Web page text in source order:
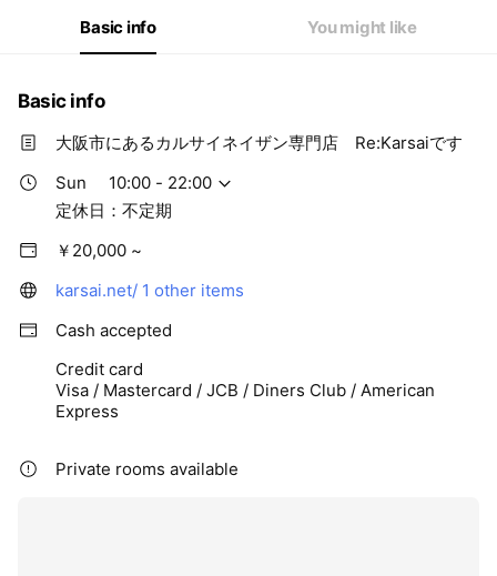
10:00 - 22:00
定休日：不定期Basic info You might like
Basic info
大阪市にあるカルサイネイザン専門店 Re:Karsaiです
Sun
10:00 - 22:00
定休日：不定期
￥20,000 ~
karsai.net/ 1 other items
Cash accepted
Credit card
Visa / Mastercard / JCB / Diners Club / American
Express
Private rooms available